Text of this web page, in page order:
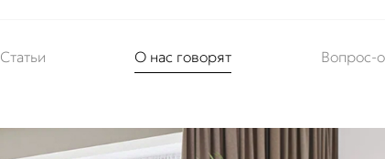
Статьи О нас говорят Вопрос-